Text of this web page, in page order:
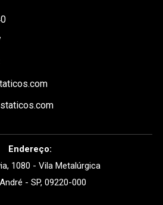
Endereço:
1080 - Vila Metalúrgica
- SP, 09220-000